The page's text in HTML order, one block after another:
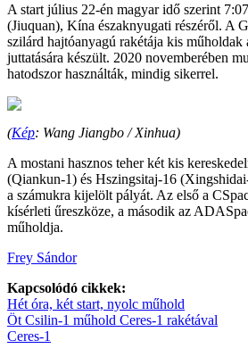
A start július 22-én magyar idő szerint
(Jiuquan), Kína északnyugati részéről. A
szilárd hajtóanyagú rakétája kis műholdak
juttatására készült. 2020 novemberében
hatodszor használták, mindig sikerrel.
(Kép: Wang Jiangbo / Xinhua)
A mostani hasznos teher két kis
(Qiankun-1) és Hszingsitaj-16
a számukra kijelölt pályát. Az első a
kísérleti űreszköze, a második az
műholdja.
Frey Sándor
Kapcsolódó cikkek:
Hét óra, két start, nyolc műhold
Öt Csilin-1 műhold Ceres-1 rakétával
Ceres-1